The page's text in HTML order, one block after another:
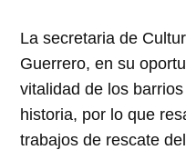
La secretaria de
Guerrero, en su
vitalidad de los
historia, por lo que
trabajos de rescate